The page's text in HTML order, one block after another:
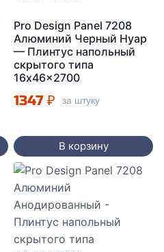
Pro Design Panel 7208
Алюминий Черный Нуар
— Плинтус напольный
скрытого типа
16x46x2700
1347 ₽ за штуку
В корзину